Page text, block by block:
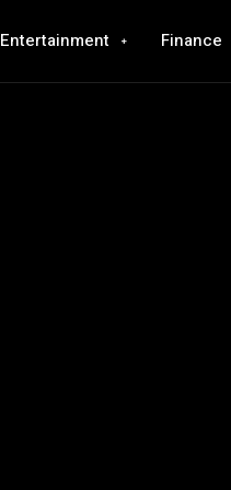
Entertainment Finance